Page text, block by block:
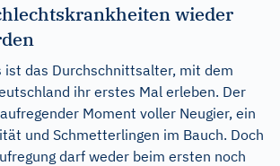
wieder
ist das Durchschnittsalter, mit dem
ihr erstes Mal erleben. Der
Moment voller Neugier, ein
und Schmetterlingen im Bauch. Doch
darf weder beim ersten noch